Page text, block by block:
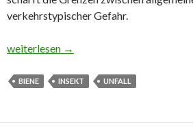
verkehrstypischer Gefahr.
Zusammenstoß mit Biene
weiterlesen →
BIENE INSEKT UNFALL